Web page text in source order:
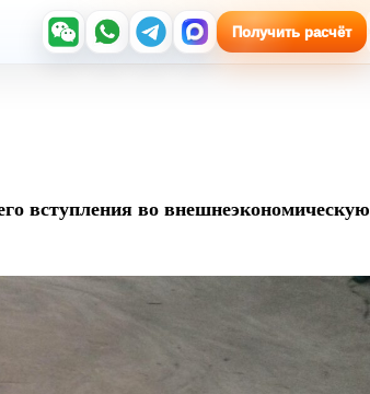
Получить расчёт
вступления во внешнеэкономическую